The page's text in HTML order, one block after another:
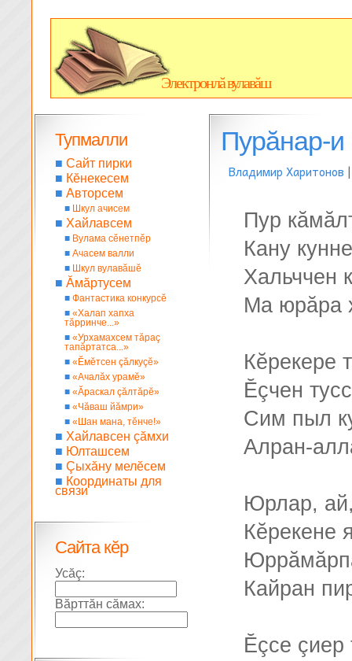
Электронлă вулавăш
Пурăнар-и
Владимир Харитонов
Пур
Кану
Хальччен
Ма юрăра
Кĕрекере
Ĕçчен
Сим пыл
Алран-
Юрлар,
Кĕрекене
Кайран
Ĕçсе çиер
Тупмалли
■ Сайт пирки
■ Кĕнекесем
■ Авторсем
■ Шкул ачисем
■ Хайлавсем
■ Вулама сĕнетпĕр
■ Ачасем валли
■ Шкул вулавăшĕ
■ Ăмăртусем
■ Фантастика конкурсĕ
■ «Халап хапха
тăрринче...»
■ «Урхамахсем тăраç
тапăртатса...»
■ «Ĕмĕтсен çăлкуçĕ»
■ «Ачалăх урамĕ»
■ «Ăраскал çăлтăрĕ»
■ «Чăваш йăмри»
■ «Шан мана, тĕнче!»
■ Хайлавсен çăмхи
■ Юлташсем
■ Çыхăну мелĕсем
■ Координаты для
связи
Сайта кĕр
Усăç:
Вăрттăн сăмах: